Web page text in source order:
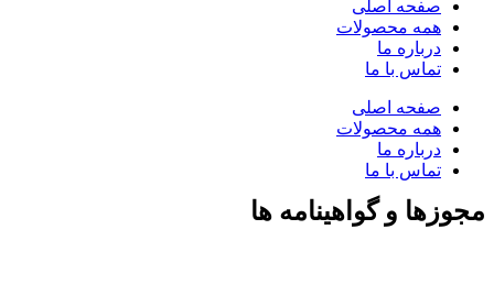
صفحه اصلی
همه محصولات
درباره ما
تماس با ما
صفحه اصلی
همه محصولات
درباره ما
تماس با ما
مجوزها و گواهینامه ها